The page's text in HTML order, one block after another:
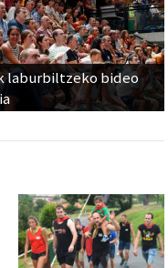
laburbiltzeko bideo